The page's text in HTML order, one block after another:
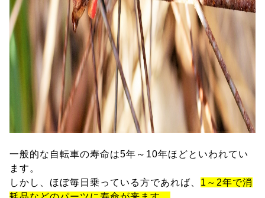
一般的な自転車の寿命は5年～10年ほどといわれてい
ます。
しかし、ほぼ毎日乗っている方であれば、 1～2年で消